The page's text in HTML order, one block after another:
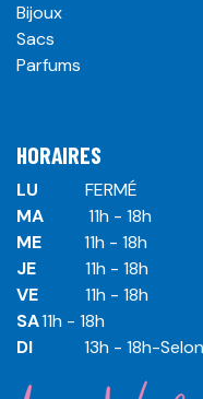
Bijoux
Sacs
Parfums
HORAIRES
LU
​ ​FERMÉ
MA
​11h - 18h
ME
​11h - 18h
JE
​​11h - 18h
VE
​​​11h - 18h
SA​​​11h - 18h
DI
13h - 18h-Selon